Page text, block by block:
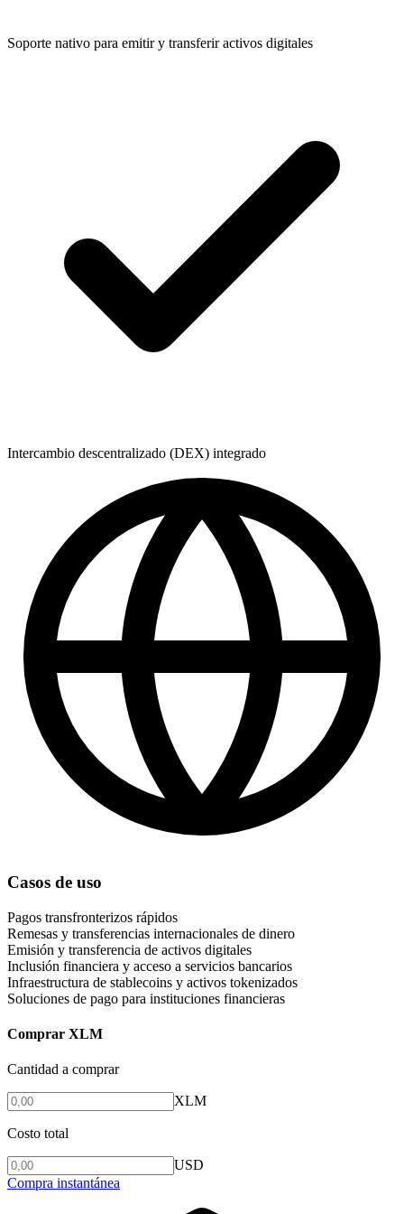
Soporte nativo para emitir y transferir activos digitales
Intercambio descentralizado (DEX) integrado
Casos de uso
Pagos transfronterizos rápidos
Remesas y transferencias internacionales de dinero
Emisión y transferencia de activos digitales
Inclusión financiera y acceso a servicios bancarios
Infraestructura de stablecoins y activos tokenizados
Soluciones de pago para instituciones financieras
Comprar XLM
Cantidad a comprar
XLM
Costo total
USD
Compra instantánea